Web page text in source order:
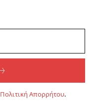
Πολιτική Απορρήτου.